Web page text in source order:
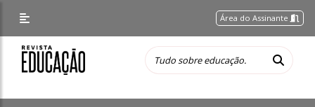
Área do Assinante